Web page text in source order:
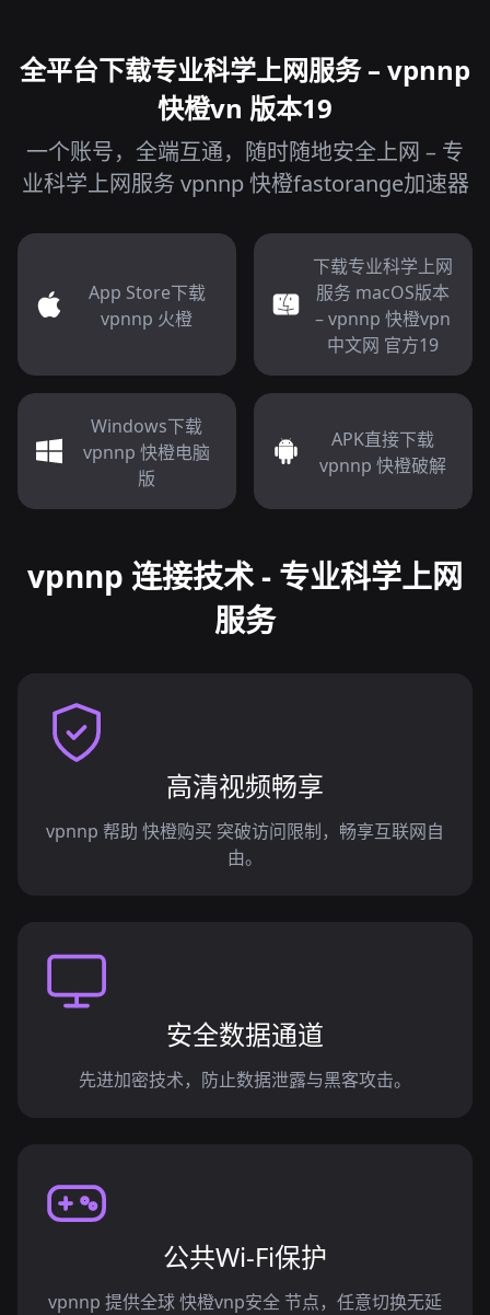
全平台下载专业科学上网服务 – vpnnp
快橙vn 版本19
一个账号，全端互通，随时随地安全上网 – 专
业科学上网服务 vpnnp 快橙fastorange加速器
App Store下载
vpnnp 火橙
下载专业科学上网
服务 macOS版本
– vpnnp 快橙vpn
中文网 官方19
Windows下载
vpnnp 快橙电脑
版
APK直接下载
vpnnp 快橙破解
vpnnp 连接技术 - 专业科学上网
服务
高清视频畅享
vpnnp 帮助 快橙购买 突破访问限制，畅享互联网自
由。
安全数据通道
先进加密技术，防止数据泄露与黑客攻击。
公共Wi-Fi保护
vpnnp 提供全球 快橙vnp安全 节点，任意切换无延